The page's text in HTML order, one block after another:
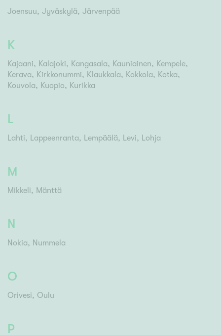
Joensuu Jyväskylä Järvenpää
K
Kajaani Kalajoki Kangasala Kauniainen
Kempele
Kerava
Kirkkonummi Klaukkala Kokkola
Kotka
Kouvola
Kuopio Kurikka
L
Lahti Lappeenranta Lempäälä Levi Lohja
M
Mikkeli Mänttä
N
Nokia Nummela
O
Orivesi Oulu
P